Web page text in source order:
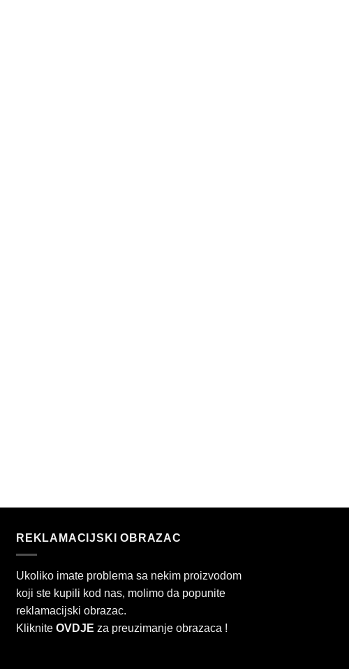
REKLAMACIJSKI OBRAZAC
Ukoliko imate problema sa nekim proizvodom
koji ste kupili kod nas, molimo da popunite
reklamacijski obrazac.
Kliknite OVDJE za preuzimanje obrazaca !